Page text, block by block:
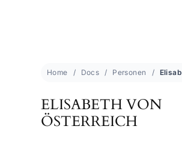
Home Docs Personen
ELISABETH VON
ÖSTERREICH